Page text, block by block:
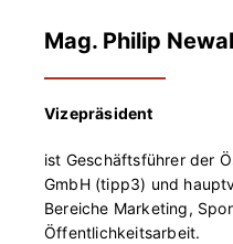
Mag. Philip
Vizepräsident
ist Geschäftsführer der
GmbH (tipp3) und
Bereiche Marketing,
Öffentlichkeitsarbeit.